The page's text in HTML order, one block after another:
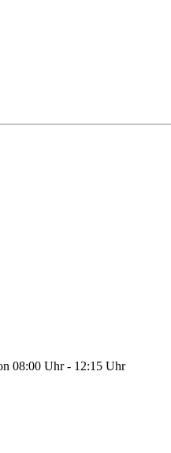
08:00 Uhr - 12:15 Uhr